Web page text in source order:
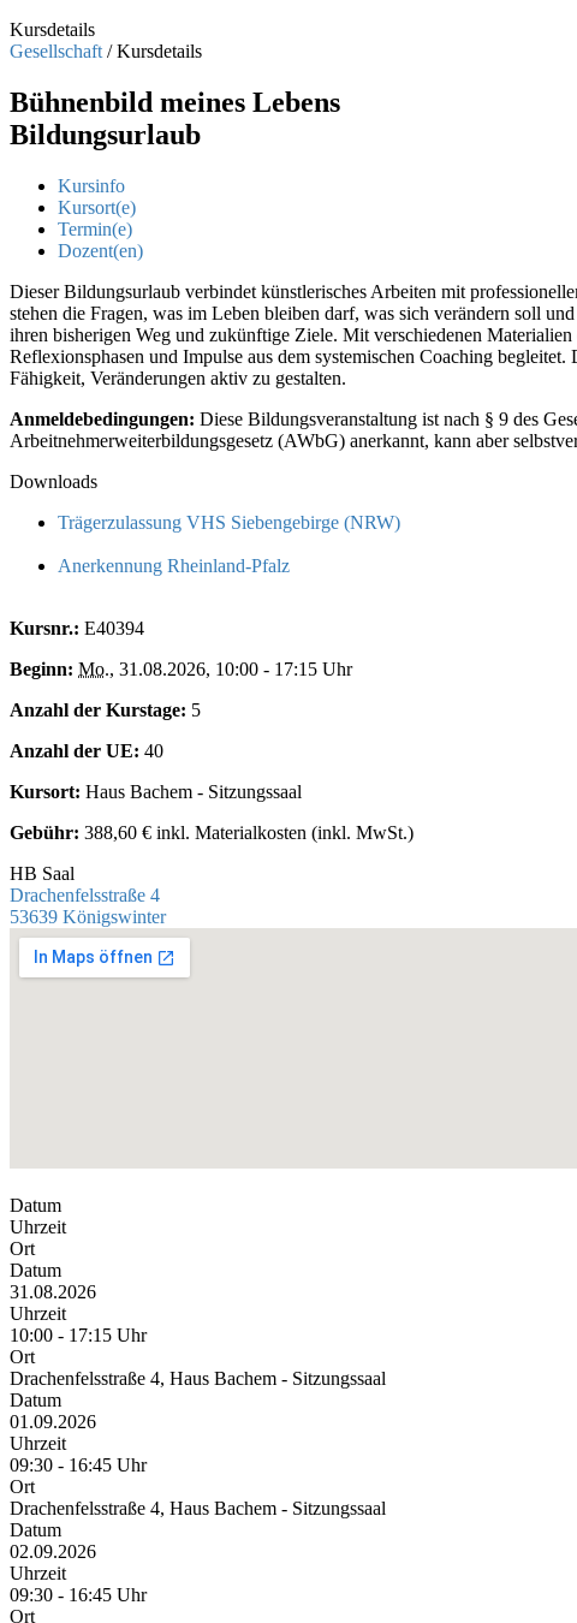
Kursdetails
Gesellschaft /Kursdetails
Bühnenbild meines Lebens
Bildungsurlaub
Kursinfo
Kursort(e)
Termin(e)
Dozent(en)
Dieser Bildungsurlaub verbindet künstlerisches Arbeiten mit
stehen die Fragen, was im Leben bleiben darf, was sich verändern soll
ihren bisherigen Weg und zukünftige Ziele. Mit verschiedenen
Reflexionsphasen und Impulse aus dem systemischen Coaching
Fähigkeit, Veränderungen aktiv zu gestalten.
Anmeldebedingungen: Diese Bildungsveranstaltung ist nach § 9 des
Arbeitnehmerweiterbildungsgesetz (AWbG) anerkannt, kann aber
Downloads
Trägerzulassung VHS Siebengebirge (NRW)
Anerkennung Rheinland-Pfalz
Kursnr.: E40394
Beginn: Mo., 31.08.2026, 10:00 - 17:15 Uhr
Anzahl der Kurstage: 5
Anzahl der UE: 40
Kursort: Haus Bachem - Sitzungssaal
Gebühr: 388,60 € inkl. Materialkosten (inkl. MwSt.)
HB Saal
Drachenfelsstraße 4
53639 Königswinter
Datum
Uhrzeit
Ort
Datum
31.08.2026
Uhrzeit
10:00 - 17:15 Uhr
Ort
Drachenfelsstraße 4, Haus Bachem - Sitzungssaal
Datum
01.09.2026
Uhrzeit
09:30 - 16:45 Uhr
Ort
Drachenfelsstraße 4, Haus Bachem - Sitzungssaal
Datum
02.09.2026
Uhrzeit
09:30 - 16:45 Uhr
Ort